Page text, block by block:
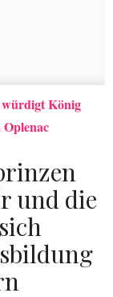
würdigt König
und die